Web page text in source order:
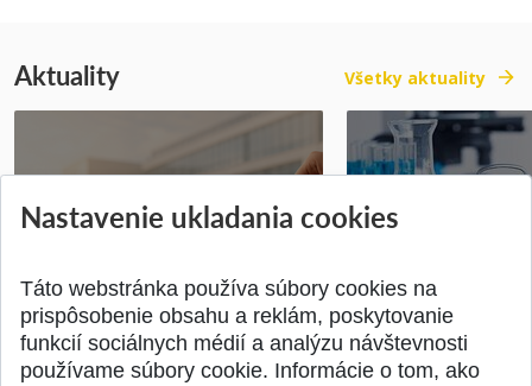
Aktuality Všetky aktuality
dekana Fakulty chemickej a
Prihlášky na
inžinierske
Nastavenie ukladania cookies
Táto webstránka používa súbory cookies na
prispôsobenie obsahu a reklám, poskytovanie
funkcií sociálnych médií a analýzu návštevnosti
používame súbory cookie. Informácie o tom, ako